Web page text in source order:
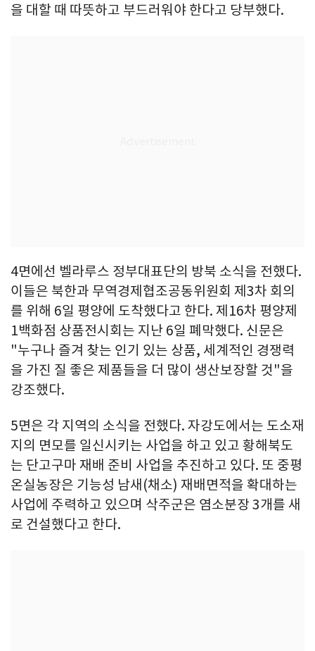
을 대할 때 따뜻하고 부드러워야 한다고 당부했다.
4면에선 벨라루스 정부대표단의 방북 소식을 전했다.
이들은 북한과 무역경제협조공동위원회 제3차 회의
를 위해 6일 평양에 도착했다고 한다. 제16차 평양제
1백화점 상품전시회는 지난 6일 폐막했다. 신문은
"누구나 즐겨 찾는 인기 있는 상품, 세계적인 경쟁력
을 가진 질 좋은 제품들을 더 많이 생산보장할 것"을
강조했다.
5면은 각 지역의 소식을 전했다. 자강도에서는 도소재
지의 면모를 일신시키는 사업을 하고 있고 황해북도
는 단고구마 재배 준비 사업을 추진하고 있다. 또 중평
온실농장은 기능성 남새(채소) 재배면적을 확대하는
사업에 주력하고 있으며 삭주군은 염소분장 3개를 새
로 건설했다고 한다.